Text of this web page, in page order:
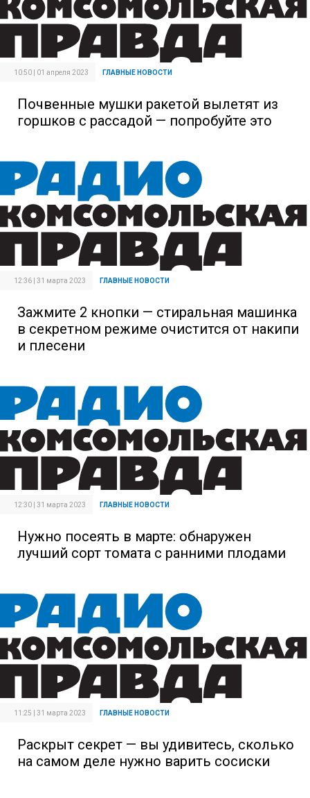
10:50 | 01 апреля 2023 ГЛАВНЫЕ НОВОСТИ
Почвенные мушки ракетой вылетят из
горшков с рассадой — попробуйте это
12:36 | 31 марта 2023 ГЛАВНЫЕ НОВОСТИ
Зажмите 2 кнопки — стиральная машинка
в секретном режиме очистится от накипи
и плесени
12:30 | 31 марта 2023 ГЛАВНЫЕ НОВОСТИ
Нужно посеять в марте: обнаружен
лучший сорт томата с ранними плодами
11:25 | 31 марта 2023 ГЛАВНЫЕ НОВОСТИ
Раскрыт секрет — вы удивитесь, сколько
на самом деле нужно варить сосиски